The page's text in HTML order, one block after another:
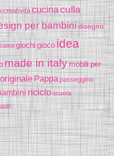
creatività cucinaculla
per bambinidisegno
giochigioco idea
made in italymobili per
originale Pappa passeggino
riciclo scuola